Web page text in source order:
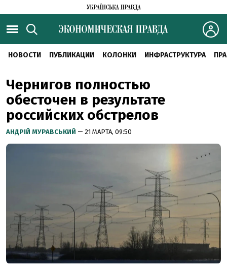
НОВОСТИ ПУБЛИКАЦИИ КОЛОНКИ ИНФРАСТРУКТУРА
Чернигов полностью
обесточен в результате
российских обстрелов
АНДРІЙ МУРАВСЬКИЙ — 21 МАРТА, 09:50